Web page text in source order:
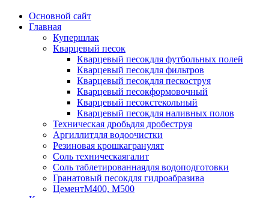
Основной сайт
Главная
Купершлак
Кварцевый песок
Кварцевый песокдля футбольных полей
Кварцевый песокдля фильтров
Кварцевый песокдля пескоструя
Кварцевый песокформовочный
Кварцевый песокстекольный
Кварцевый песокдля наливных полов
Техническая дробьдля дробеструя
Аргиллитдля водоочистки
Резиновая крошкагранулят
Соль техническаягалит
Соль таблетированнаядля водоподготовки
Гранатовый песокдля гидроабразива
ЦементМ400, М500